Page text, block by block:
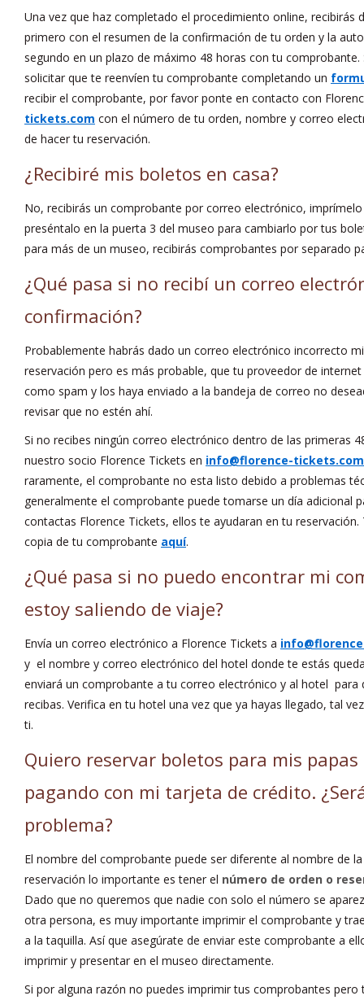
Una vez que haz completado el procedimiento online, recibirás
primero con el resumen de la confirmación de tu orden y la
segundo en un plazo de máximo 48 horas con tu comprobante.
solicitar que te reenvíen tu comprobante completando un
recibir el comprobante, por favor ponte en contacto con
tickets.com con el número de tu orden, nombre y correo
de hacer tu reservación.
¿Recibiré mis boletos en casa?
No, recibirás un comprobante por correo electrónico,
preséntalo en la puerta 3 del museo para cambiarlo por tus
para más de un museo, recibirás comprobantes por separado
¿Qué pasa si no recibí un correo
confirmación?
Probablemente habrás dado un correo electrónico incorrecto
reservación pero es más probable, que tu proveedor de
como spam y los haya enviado a la bandeja de correo no
revisar que no estén ahí.
Si no recibes ningún correo electrónico dentro de las primeras
nuestro socio Florence Tickets en info@florence-tickets.com
raramente, el comprobante no esta listo debido a problemas
generalmente el comprobante puede tomarse un día adicional
contactas Florence Tickets, ellos te ayudaran en tu
copia de tu comprobante aquí.
¿Qué pasa si no puedo encontrar mi
estoy saliendo de viaje?
Envía un correo electrónico a Florence Tickets a
y el nombre y correo electrónico del hotel donde te estás
enviará un comprobante a tu correo electrónico y al hotel para
recibas. Verifica en tu hotel una vez que ya hayas llegado, tal
ti.
Quiero reservar boletos para mis
pagando con mi tarjeta de crédito.
problema?
El nombre del comprobante puede ser diferente al nombre de
reservación lo importante es tener el número de orden o
Dado que no queremos que nadie con solo el número se
otra persona, es muy importante imprimir el comprobante y
a la taquilla. Así que asegúrate de enviar este comprobante a
imprimir y presentar en el museo directamente.
Si por alguna razón no puedes imprimir tus comprobantes